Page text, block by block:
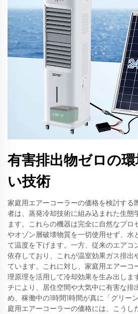
有害排出物ゼロの
い技術
家庭用エアーコーラーの価格を検討する
者は、蒸発冷却技術に組み込まれた生態
ます。これらの機器は完全に自然なプロ
やオゾン層破壊物質を一切使用せず、水
て温度を下げます。一方、従来のエアコ
依存しており、これが温室効果ガス排出
ています。これに対し、家庭用エアーコ
理原理を活用して冷却効果を生み出しま
チにより、居住空間や大気中に有害な排
め、稼働中の1時間1時間が真に「グリー
庭用エアーコーラーの価格には、こうし